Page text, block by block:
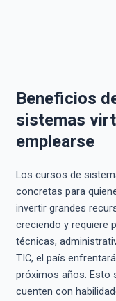
Beneficios
sistemas
emplearse
Los cursos de
concretas para
invertir grandes
creciendo y requiere
técnicas,
TIC, el país
próximos años. Esto
cuenten con